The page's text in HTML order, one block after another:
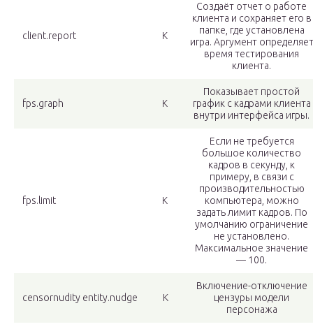
client.report К
Создаёт отчет о работе
клиента и сохраняет его в
папке, где установлена
игра. Аргумент определяет
время тестирования
клиента.
fps.graph К
Показывает простой
график с кадрами клиента
внутри интерфейса игры.
fps.limit К
Если не требуется
большое количество
кадров в секунду, к
примеру, в связи с
производительностью
компьютера, можно
задать лимит кадров. По
умолчанию ограничение
не установлено.
Максимальное значение
— 100.
censornudity entity.nudge К
Включение-отключение
цензуры модели
персонажа